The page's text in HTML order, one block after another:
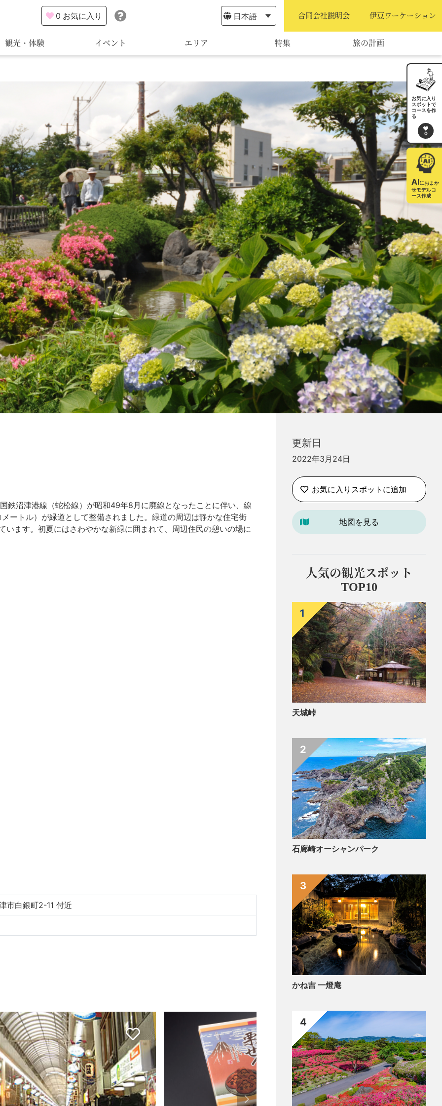
観光・体験 イベント エリア 特集 旅の計画
宿泊・予約
旅程作成
AIルートプランナー
アクセス
日本語 合同会社説明会 伊豆ワーケーション
0 お気に入り
鉄沼津港線（蛇松線）が昭和49年8月に廃線となったことに伴い、線
ートル）が緑道として整備されました。緑道の周辺は静かな住宅街
ます。初夏にはさわやかな新緑に囲まれて、周辺住民の憩いの場に
市白銀町2-11 付近
更新日
2022年3月24日
お気に入りスポットに追加
地図を見る
人気の観光スポット
TOP10
天城峠
1
石廊崎オーシャンパーク
2
かね吉 一燈庵
3
4
お気に入り
スポットで
コースを作
る
0
AIにおまか
せモデルコ
ース作成